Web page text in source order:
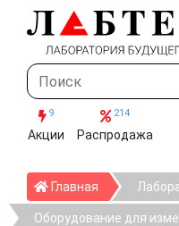
9
Акции
214
Распродажа
Главная Главная
Оборудование для